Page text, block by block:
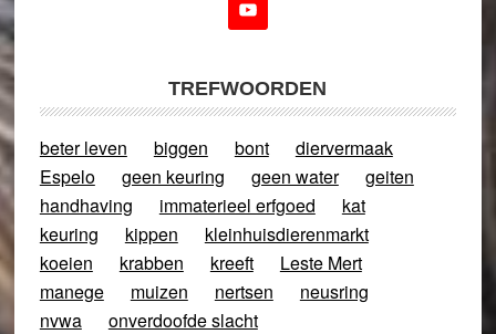
TREFWOORDEN
beter leven biggen bont
diervermaak
Espelo
geen keuring geen water
geiten
handhaving
immaterieel erfgoed
kat
keuring
kippen
kleinhuisdierenmarkt
koeien
krabben kreeft
Leste Mert
manege
muizen nertsen
neusring
nvwa
onverdoofde slacht